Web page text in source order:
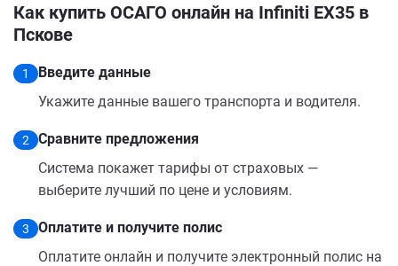
Как купить ОСАГО онлайн на Infiniti EX35 в
Пскове
1
Введите данные
Укажите данные вашего транспорта и водителя.
2
Сравните предложения
Система покажет тарифы от страховых —
выберите лучший по цене и условиям.
3
Оплатите и получите полис
Оплатите онлайн и получите электронный полис на